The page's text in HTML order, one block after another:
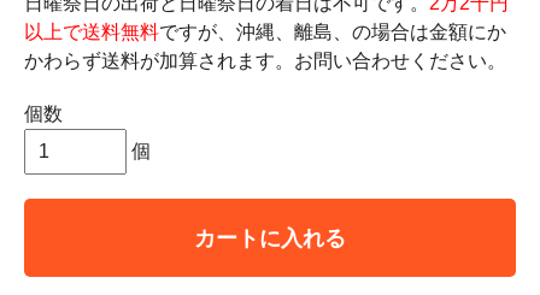
以上で送料無料ですが、沖縄、離島、の場合は金額にか
かわらず送料が加算されます。お問い合わせください。
個数
個
カートに入れる